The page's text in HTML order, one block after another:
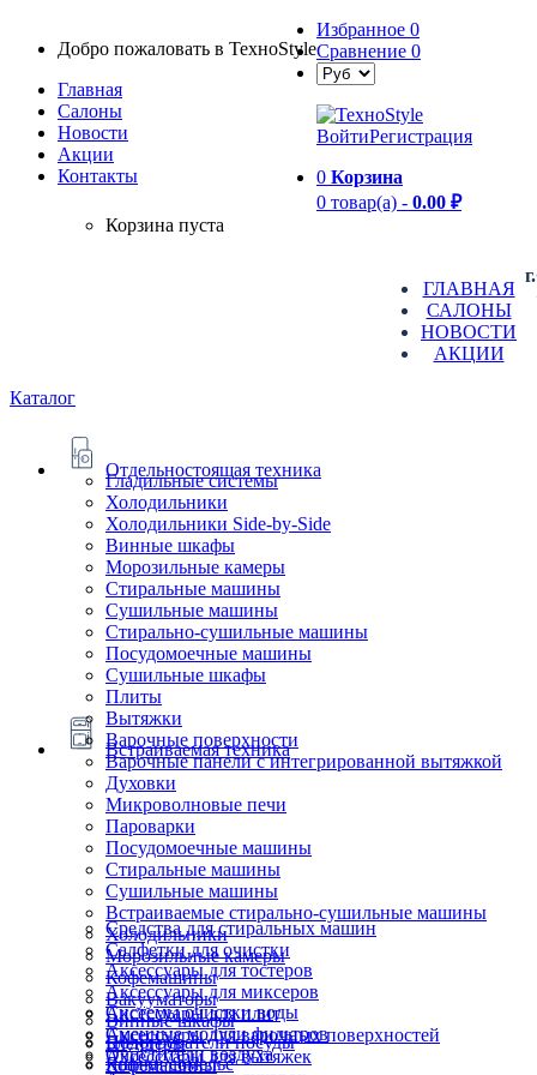
Добро пожаловать в TexноStyle
Главная
Салоны
Новости
Aкции
Контакты
Избранное 0
Сравнение 0
ВойтиРегистрация
0 Корзина
0 товар(а) - 0.00 ₽
Корзина пуста
ГЛАВНАЯ
САЛОНЫ
НОВОСТИ
АКЦИИ
Каталог
Отдельностоящая техника
Гладильные системы
Холодильники
Холодильники Side-by-Side
Винные шкафы
Морозильные камеры
Стиральные машины
Сушильные машины
Стирально-сушильные машины
Посудомоечные машины
Сушильные шкафы
Плиты
Встраиваемая техника
Вытяжки
Варочные поверхности
Варочные панели с интегрированной вытяжкой
Духовки
Микроволновые печи
Пароварки
Посудомоечные машины
Стиральные машины
Сушильные машины
Встраиваемые стирально-сушильные машины
Холодильники
Морозильные камеры
Кофемашины
Вакууматоры
Винные шкафы
Подогреватели посуды
Ящики сомелье
Блендеры
Кофемашины
Очистители воздуха
Системы очистки воды
Сменные модули фильтров
Аксессуары для тостеров
Аксессуары для миксеров
Аксессуары для плит
Аксессуары для варочных поверхностей
Аксессуары для вытяжек
Средства для стиральных машин
Салфетки для очистки